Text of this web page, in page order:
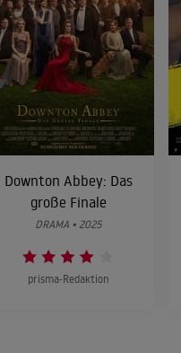
Downton Abbey: Das
große Finale
DRAMA • 2025
prisma-Redaktion